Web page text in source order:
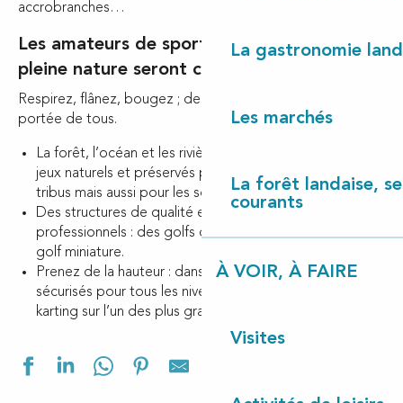
La gastronomie
Les marchés
La forêt landaise,
courants
À VOIR, À FAIRE
Visites
accrobranches…
Les amateurs de sports ou de loisirs en
pleine nature seront comblés !
Respirez, flânez, bougez ; des activités de plein air à la
portée de tous.
La forêt, l’océan et les rivières offrent des espaces de
jeux naturels et préservés pour les petites et grandes
tribus mais aussi pour les solitaires.
Des structures de qualité encadrées par des
professionnels : des golfs de 9 ou 18 trous ou bien du
golf miniature.
Prenez de la hauteur : dans les arbres, des parcours
sécurisés pour tous les niveaux, mais aussi pilotez un
karting sur l’un des plus grands circuits de la région !